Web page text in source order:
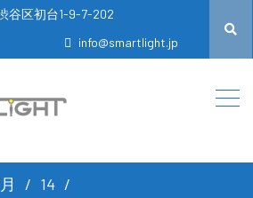
谷区初台1-9-7-202
info@smartlight.jp
14